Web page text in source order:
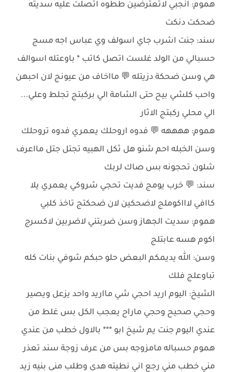
هموم: انجبي لاتعترضين ططوه اتصلت عليه سديته
ضحكت دنكت
سند: جنت اشرب جاي اسولف وي عباس اجه مسج
حسبالي من الولد غلست اتصل كاتب * باوعتله اسوالف
هي وسن ضحكة دزيتله 💬 مااخاف من عيونج لان احبهن
واحب كلشي بيح حتى الشامة الي بركبتج تجلط وعلي...
الي محلي ركبتج الاثار
هموم: ههههه 💬 فدوه اروحلك يعمري فدوه تروحلك
وسن الخبله احم شنو هل ثكل الهبيه تجتل جتل مااعرف
شلون تحجونه بس صاك لربك
سند: 💬 خرب يومج فديت تحجي شروكي يعمري يلا
كاافي لاااكوملج لاضحكين لان ضحكتج تاخذ كلبي
هموم: سديت الجهاز وسن ضربتني لاضربين لاكسرج
اكوم هسه عابتلج
وسن: الله يديمكم البعض حلو حبكم شوفي بنات كله
تباوعلج فلك
الشيخ: اليوم اريد احجي شي مااريد واحد يزعل ويصير
وحجي صحيح وحجي ماراح يعجب الكل بس غلط من
عندي اليوم جنت يم شيخ ابو *** بالاول خطب من عندي
هموم حسباله مامزوجه بس من عرف زوجة سند تعذر
مني خطب مني رجع اني نطيته هدى وطلب منى بنيه زيد